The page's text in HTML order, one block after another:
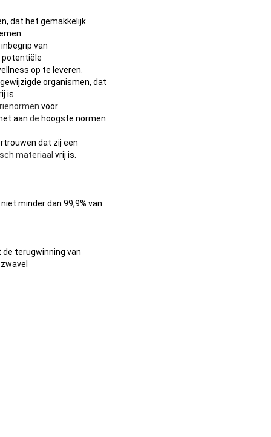
dat het gemakkelijk
van
potentiële
op te leveren.
organismen, dat
is.
voor
aan de hoogste normen
dat zij een
materiaal vrij is.
minder dan 99,9% van
terugwinning van